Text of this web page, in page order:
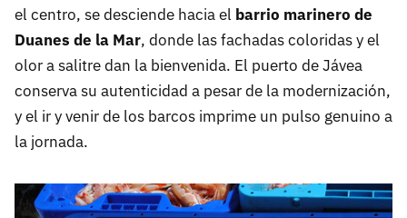
el centro, se desciende hacia el barrio marinero de
Duanes de la Mar, donde las fachadas coloridas y el
olor a salitre dan la bienvenida. El puerto de Jávea
conserva su autenticidad a pesar de la modernización,
y el ir y venir de los barcos imprime un pulso genuino a
la jornada.